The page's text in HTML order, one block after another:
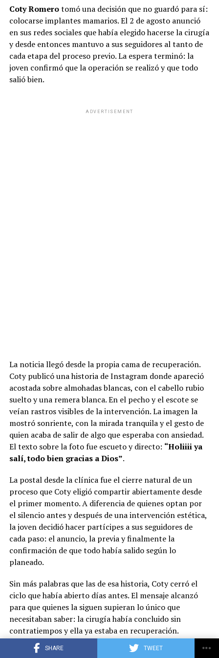
SHARE TWEET
W
h
at
s
A
p
p
F
a
b
o
o
k
X
T
el
gr
a
m
G
m
C
o
Li
n
k
C
o
p
ar
tir
Coty Romerotomó una decisión que no guardó para sí:
colocarse implantes mamarios. El 2 de agosto anunció
en sus redes sociales que había elegido hacerse la cirugía
y desde entonces mantuvo a sus seguidores al tanto de
cada etapa del proceso previo. La espera terminó: la
joven confirmó que la operación se realizó y que todo
salió bien.
ADVERTISEMENT
La noticia llegó desde la propia cama de recuperación.
Coty publicó una historia de Instagram donde apareció
acostada sobre almohadas blancas, con el cabello rubio
suelto y una remera blanca. En el pecho y el escote se
veían rastros visibles de la intervención. La imagen la
mostró sonriente, con la mirada tranquila y el gesto de
quien acaba de salir de algo que esperaba con ansiedad.
El texto sobre la foto fue escueto y directo: “Holiiii ya
salí, todo bien gracias a Dios”.
La postal desde la clínica fue el cierre natural de un
proceso que Coty eligió compartir abiertamente desde
el primer momento. A diferencia de quienes optan por
el silencio antes y después de una intervención estética,
la joven decidió hacer partícipes a sus seguidores de
cada paso: el anuncio, la previa y finalmente la
confirmación de que todo había salido según lo
planeado.
Sin más palabras que las de esa historia, Coty cerró el
ciclo que había abierto días antes. El mensaje alcanzó
para que quienes la siguen supieran lo único que
necesitaban saber: la cirugía había concluido sin
contratiempos y ella ya estaba en recuperación.